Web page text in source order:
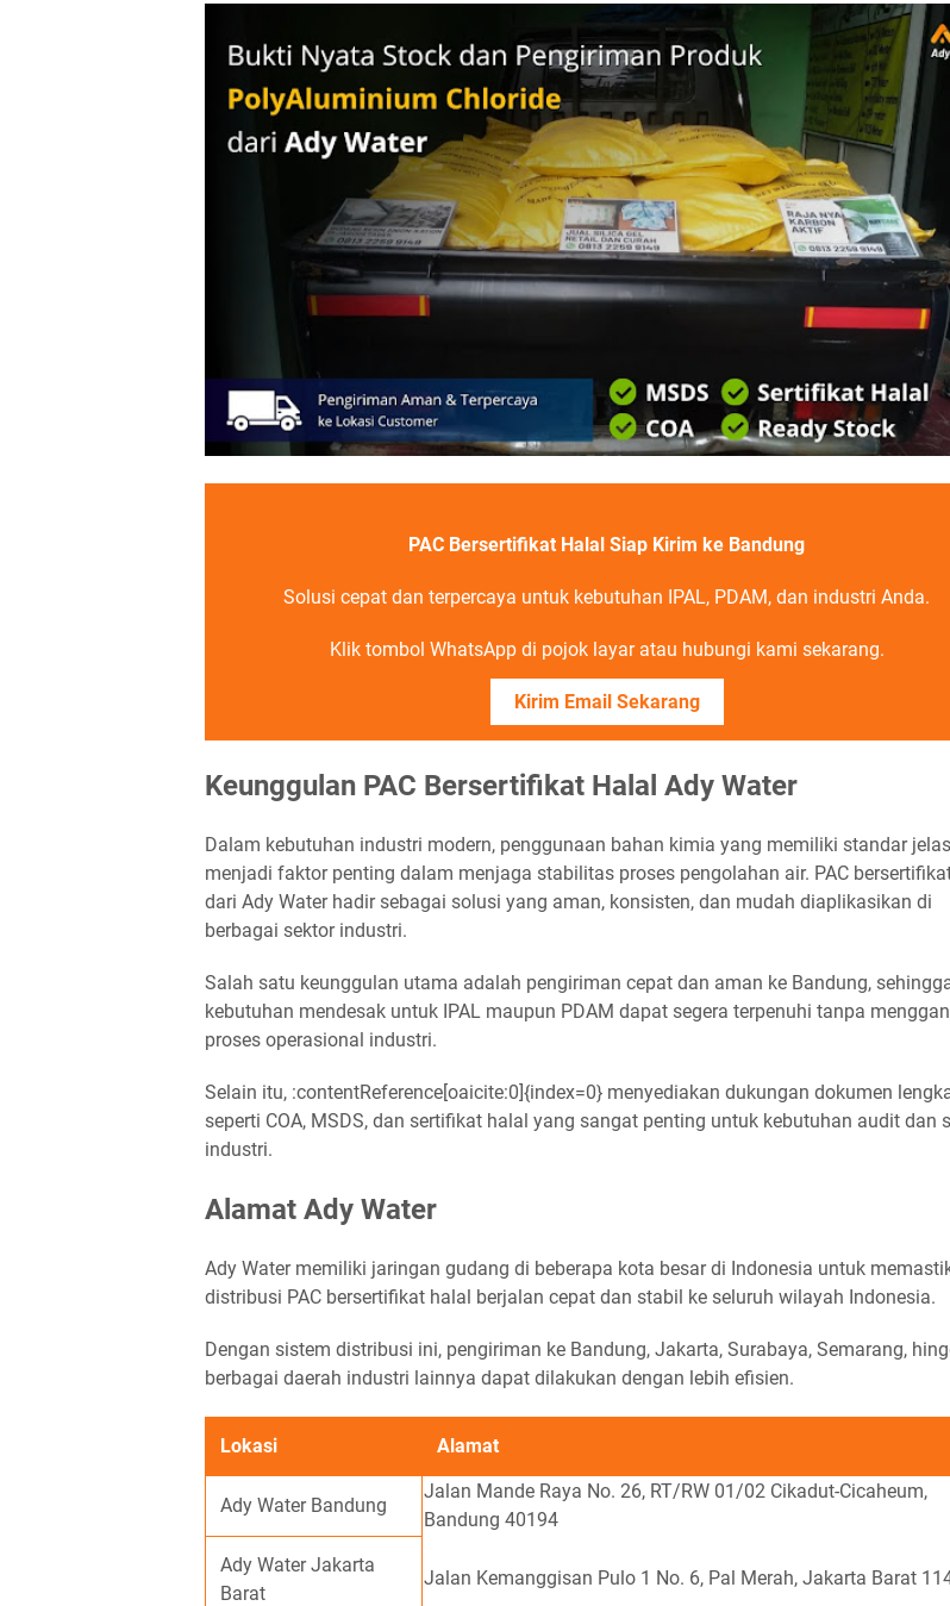
PAC Bersertifikat Halal Siap Kirim ke Bandung
Solusi cepat dan terpercaya untuk kebutuhan IPAL, PDAM, dan industri Anda.
Klik tombol WhatsApp di pojok layar atau hubungi kami sekarang.
Kirim Email Sekarang
Keunggulan PAC Bersertifikat Halal Ady Water
Dalam kebutuhan industri modern, penggunaan bahan kimia yang memiliki standar jelas
menjadi faktor penting dalam menjaga stabilitas proses pengolahan air. PAC
dari Ady Water hadir sebagai solusi yang aman, konsisten, dan mudah diaplikasikan di
berbagai sektor industri.
Salah satu keunggulan utama adalah pengiriman cepat dan aman ke Bandung,
kebutuhan mendesak untuk IPAL maupun PDAM dapat segera terpenuhi tanpa
proses operasional industri.
Selain itu, :contentReference[oaicite:0]{index=0} menyediakan dukungan dokumen
seperti COA, MSDS, dan sertifikat halal yang sangat penting untuk kebutuhan audit dan
industri.
Alamat Ady Water
Ady Water memiliki jaringan gudang di beberapa kota besar di Indonesia untuk
distribusi PAC bersertifikat halal berjalan cepat dan stabil ke seluruh wilayah Indonesia.
Dengan sistem distribusi ini, pengiriman ke Bandung, Jakarta, Surabaya, Semarang,
berbagai daerah industri lainnya dapat dilakukan dengan lebih efisien.
Lokasi Alamat
Ady Water Bandung
Jalan Mande Raya No. 26, RT/RW 01/02 Cikadut-Cicaheum,
Bandung 40194
Ady Water Jakarta
Barat
Jalan Kemanggisan Pulo 1 No. 6, Pal Merah, Jakarta Barat